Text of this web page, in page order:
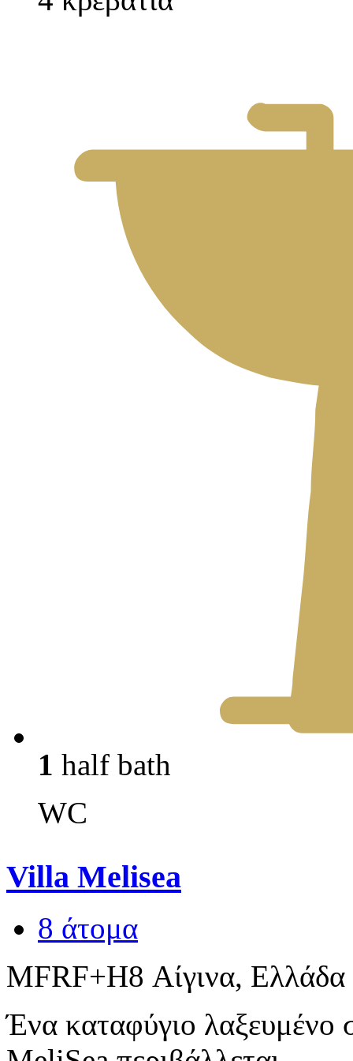
1 half bath
WC
Villa Melisea
8 άτομα
MFRF+H8 Αίγινα, Ελλάδα
Ένα καταφύγιο λαξευμένο